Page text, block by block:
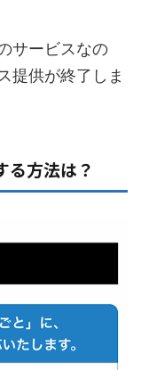
サービスなの
提供が終了しま
る方法は？